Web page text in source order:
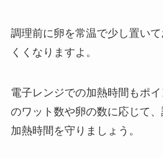
調理前に卵を常温で少し置い
くくなりますよ。
電子レンジでの加熱時間もポ
のワット数や卵の数に応じて
加熱時間を守りましょう。